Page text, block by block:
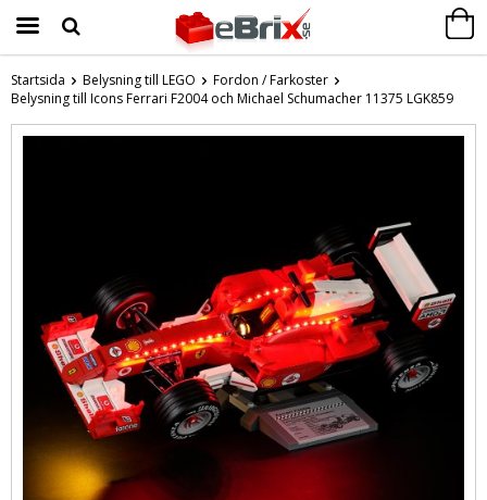
Produkten har blivit tillagd i varukorgen
Startsida Belysning till LEGO
Fordon / Farkoster
Belysning till Icons Ferrari F2004 och Michael Schumacher 11375 LGK859